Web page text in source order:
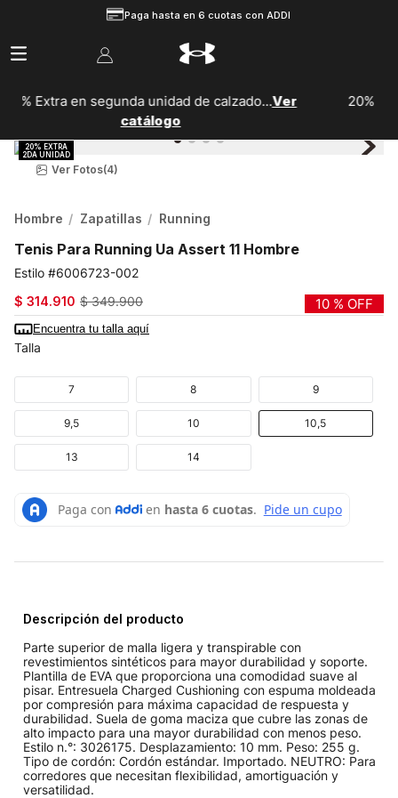
Paga hasta en 6 cuotas con ADDI
20% EXTRA en segunda unidad de vestuario...
ver
Ver Fotos(4)
Hombre Zapatillas Running
Tenis Para Running Ua Assert 11 Hombre
6006723-002
$ 314.910 $ 349.900 10 % OFF
Encuentra tu talla aquí
Talla
10
13 14
7 8 9
10,5
9,5
Descripción del producto
Parte superior de malla ligera y transpirable con
revestimientos sintéticos para mayor durabilidad y soporte.
Plantilla de EVA que proporciona una comodidad suave al
pisar. Entresuela Charged Cushioning con espuma moldeada
por compresión para máxima capacidad de respuesta y
durabilidad. Suela de goma maciza que cubre las zonas de
alto impacto para una mayor durabilidad con menos peso.
Estilo n.°: 3026175. Desplazamiento: 10 mm. Peso: 255 g.
Tipo de cordón: Cordón estándar. Importado. NEUTRO: Para
corredores que necesitan flexibilidad, amortiguación y
versatilidad.